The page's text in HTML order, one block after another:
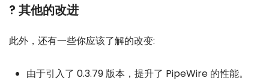
?️ 其他的改进
此外，还有一些你应该了解的改变:
由于引入了 0.3.79 版本，提升了 PipeWire 的性能。